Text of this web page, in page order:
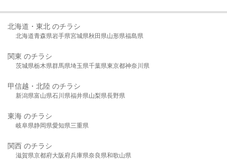
北海道・東北 のチラシ
北海道青森県岩手県宮城県秋田県山形県福島県
関東 のチラシ
茨城県栃木県群馬県埼玉県千葉県東京都神奈川県
甲信越・北陸 のチラシ
新潟県富山県石川県福井県山梨県長野県
東海 のチラシ
岐阜県静岡県愛知県三重県
関西 のチラシ
滋賀県京都府大阪府兵庫県奈良県和歌山県